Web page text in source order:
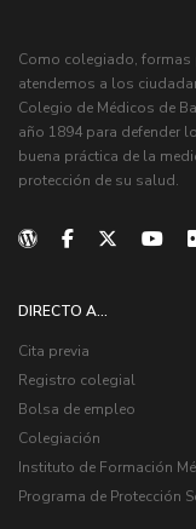
Como colegiado, formas
atendemos a los
Colegio de Médicos de
año 1894 para defender
buena práctica de la
protección de su salud.
DIRECTO A...
Cita previa
Registro colegial
Bolsa de empleo
Colegiación
Instituto de Formación
Programa de Protección